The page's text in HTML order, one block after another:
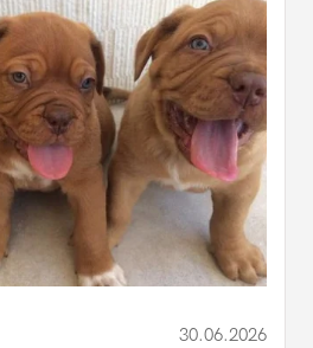
30.06.2026